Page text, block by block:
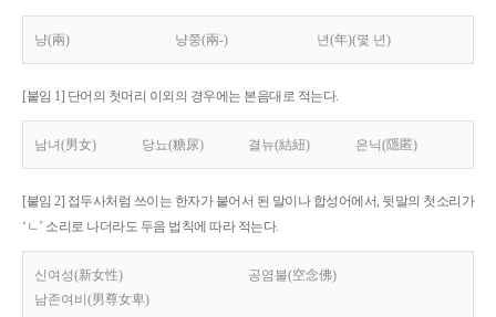
냥(兩) 냥쭝(兩-) 년(年)(몇 년)
[붙임 1] 단어의 첫머리 이외의 경우에는 본음대로 적는다.
남녀(男女) 당뇨(糖尿) 결뉴(結紐) 은닉(隱匿)
[붙임 2] 접두사처럼 쓰이는 한자가 붙어서 된 말이나 합성어에서, 뒷말의 첫소리가
‘ㄴ’ 소리로 나더라도 두음 법칙에 따라 적는다.
신여성(新女性)
공염불(空念佛)
남존여비(男尊女卑)